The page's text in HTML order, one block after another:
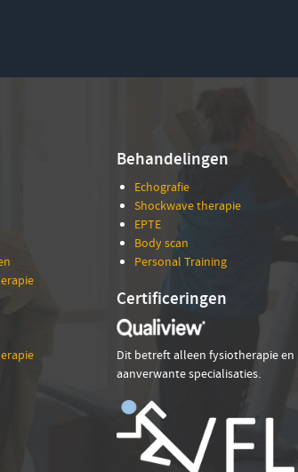
Behandelingen
Echografie
Shockwave therapie
EPTE
Body scan
Personal Training
Certificeringen
Dit betreft alleen fysiotherapie en
aanverwante specialisaties.